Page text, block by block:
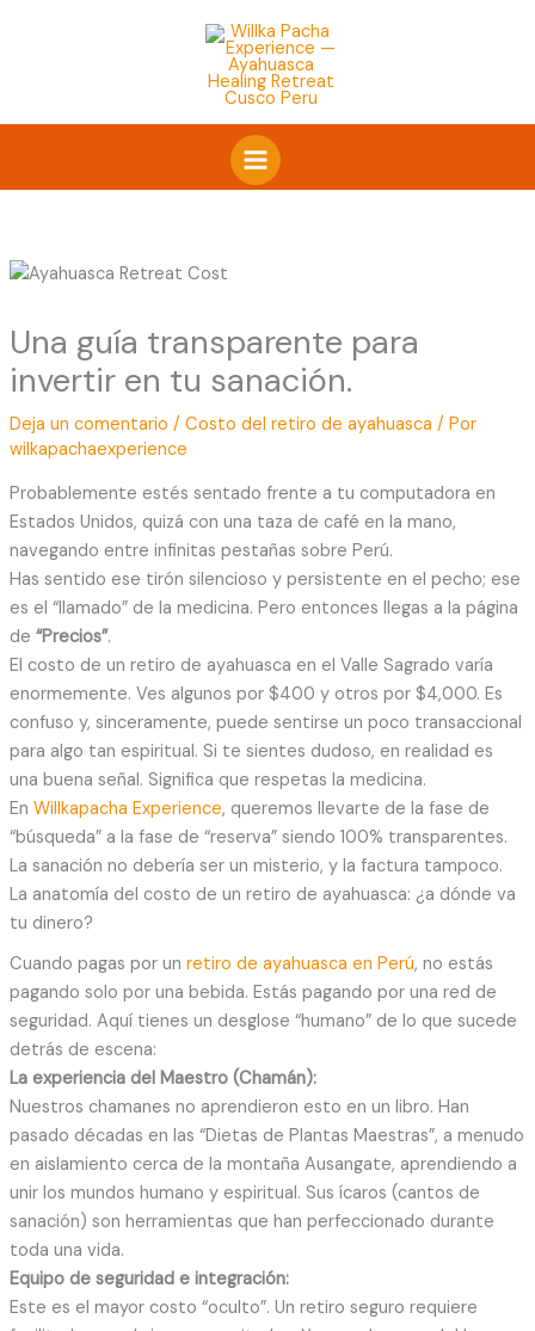
Una guía transparente para
invertir en tu sanación.
Deja un comentario / Costo del retiro de ayahuasca / Por
wilkapachaexperience
Probablemente estés sentado frente a tu computadora en
Estados Unidos, quizá con una taza de café en la mano,
navegando entre infinitas pestañas sobre Perú.
Has sentido ese tirón silencioso y persistente en el pecho; ese
es el “llamado” de la medicina. Pero entonces llegas a la página
de “Precios”.
El costo de un retiro de ayahuasca en el Valle Sagrado varía
enormemente. Ves algunos por $400 y otros por $4,000. Es
confuso y, sinceramente, puede sentirse un poco transaccional
para algo tan espiritual. Si te sientes dudoso, en realidad es
una buena señal. Significa que respetas la medicina.
En Willkapacha Experience, queremos llevarte de la fase de
“búsqueda” a la fase de “reserva” siendo 100% transparentes.
La sanación no debería ser un misterio, y la factura tampoco.
La anatomía del costo de un retiro de ayahuasca: ¿a dónde va
tu dinero?
Cuando pagas por un retiro de ayahuasca en Perú, no estás
pagando solo por una bebida. Estás pagando por una red de
seguridad. Aquí tienes un desglose “humano” de lo que sucede
detrás de escena:
La experiencia del Maestro (Chamán):
Nuestros chamanes no aprendieron esto en un libro. Han
pasado décadas en las “Dietas de Plantas Maestras”, a menudo
en aislamiento cerca de la montaña Ausangate, aprendiendo a
unir los mundos humano y espiritual. Sus ícaros (cantos de
sanación) son herramientas que han perfeccionado durante
toda una vida.
Equipo de seguridad e integración:
Este es el mayor costo “oculto”. Un retiro seguro requiere